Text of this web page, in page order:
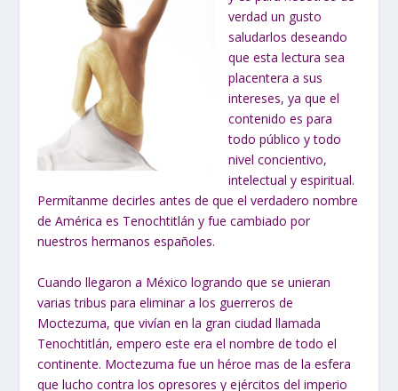
verdad un gusto
saludarlos deseando
que esta lectura sea
placentera a sus
intereses, ya que el
contenido es para
todo público y todo
nivel concientivo,
intelectual y espiritual.
Permítanme decirles antes de que el verdadero nombre
de América es Tenochtitlán y fue cambiado por
nuestros hermanos españoles.
Cuando llegaron a México logrando que se unieran
varias tribus para eliminar a los guerreros de
Moctezuma, que vivían en la gran ciudad llamada
Tenochtitlán, empero este era el nombre de todo el
continente. Moctezuma fue un héroe mas de la esfera
que lucho contra los opresores y ejércitos del imperio